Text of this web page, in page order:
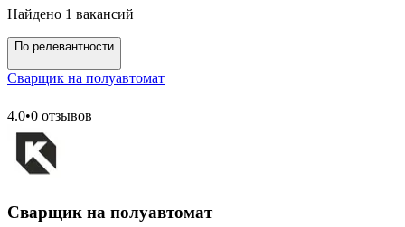
Найдено 1 вакансий
По релевантности
Сварщик на полуавтомат
4.0•0 отзывов
Сварщик на полуавтомат